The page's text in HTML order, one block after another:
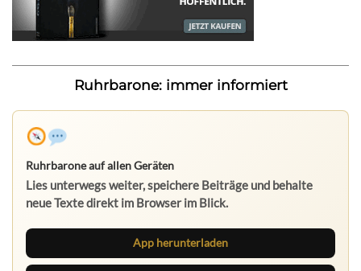
Ruhrbarone: immer informiert
Ruhrbarone auf allen Geräten
Lies unterwegs weiter, speichere Beiträge und behalte
neue Texte direkt im Browser im Blick.
App herunterladen